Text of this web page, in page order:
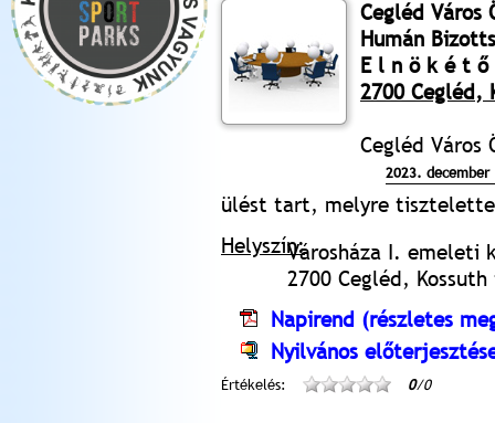
Cegléd Város
Humán
E l n ö k é t ő
2700 Cegléd,
Cegléd Város
2023.
ülést tart, melyre
Helyszín:Városháza I. emeleti
2700 Cegléd,
Napirend (részletes
Nyilvános
Értékelés: 0/0